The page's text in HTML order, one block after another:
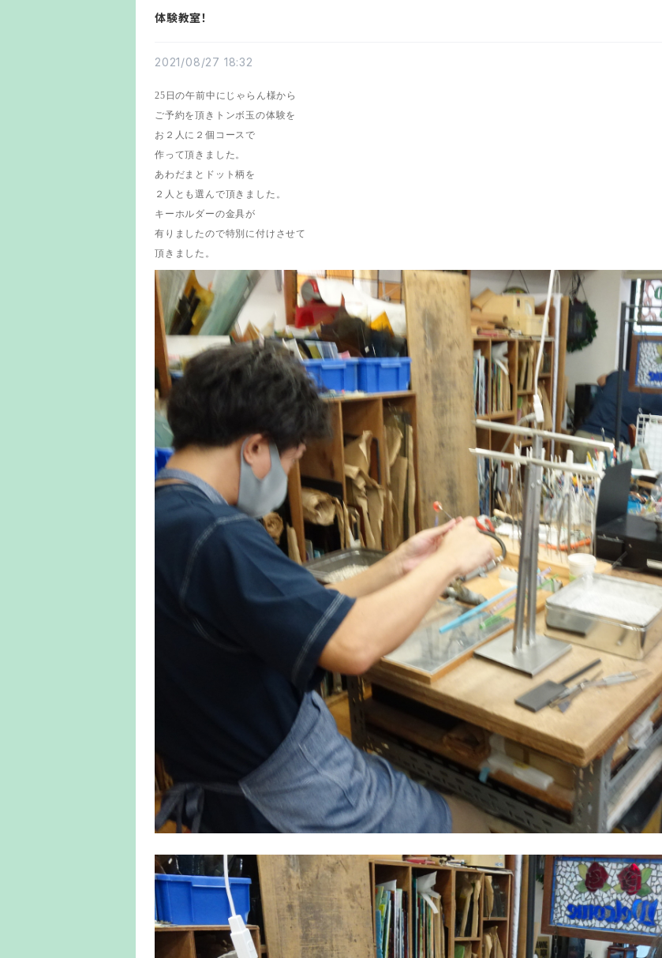
体験教室！
2021/08/27 18:32
25日の午前中にじゃらん様から
ご予約を頂きトンボ玉の体験を
お２人に２個コースで
作って頂きました。
あわだまとドット柄を
２人とも選んで頂きました。
キーホルダーの金具が
有りましたので特別に付けさせて
頂きました。